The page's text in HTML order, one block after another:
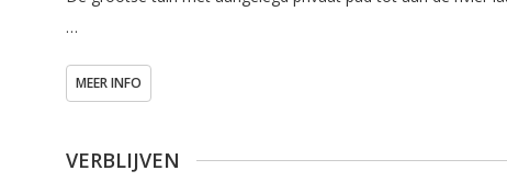
gastronomisch) is slechts 2 km ver.
MEER INFO
VERBLIJVEN